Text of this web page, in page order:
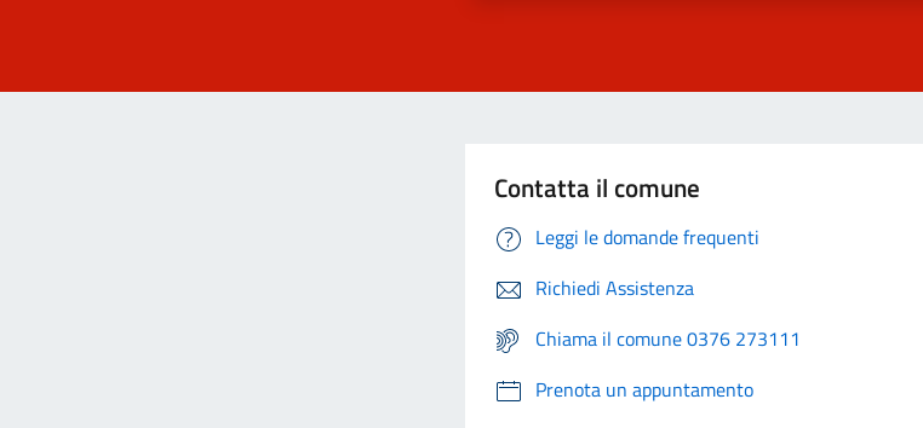
Contatta il comune
Leggi le domande frequenti
Richiedi Assistenza
Chiama il comune 0376 273111
Prenota un appuntamento